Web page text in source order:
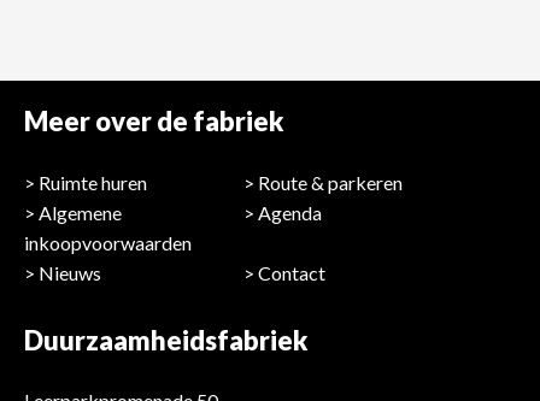
Meer over de fabriek
Ruimte huren
Route & parkeren
Algemene
inkoopvoorwaarden
Agenda
Nieuws Contact
Duurzaamheidsfabriek